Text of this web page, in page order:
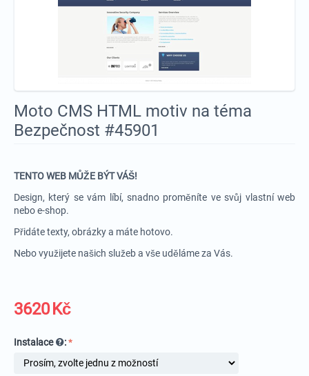
Moto CMS HTML motiv na téma
Bezpečnost #45901
TENTO WEB MŮŽE BÝT VÁŠ!
Design, který se vám líbí, snadno proměníte ve svůj vlastní web
nebo e-shop.
Přidáte texty, obrázky a máte hotovo.
Nebo využijete našich služeb a vše uděláme za Vás.
3620Kč
Instalace :